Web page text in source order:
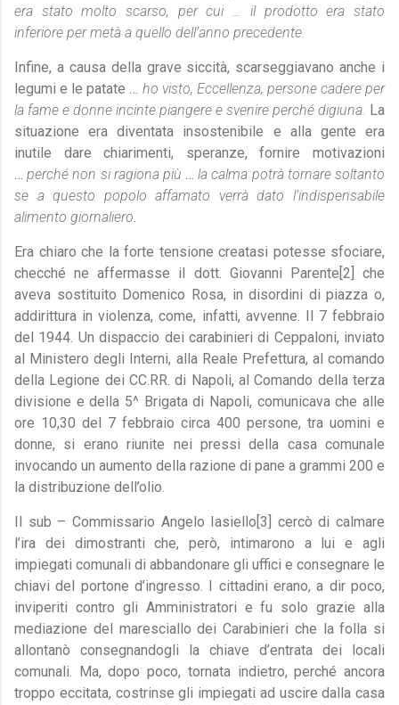
era stato molto scarso, per cui … il prodotto era stato
inferiore per metà a quello dell’anno precedente.
Infine, a causa della grave siccità, scarseggiavano anche i
legumi e le patate … ho visto, Eccellenza, persone cadere per
la fame e donne incinte piangere e svenire perché digiuna. La
situazione era diventata insostenibile e alla gente era
inutile dare chiarimenti, speranze, fornire motivazioni
…perché non si ragiona più …la calma potrà tornare soltanto
se a questo popolo affamato verrà dato l’indispensabile
alimento giornaliero.
Era chiaro che la forte tensione creatasi potesse sfociare,
checché ne affermasse il dott. Giovanni Parente [2]
che
aveva sostituito Domenico Rosa, in disordini di piazza o,
addirittura in violenza, come, infatti, avvenne. Il 7 febbraio
del 1944. Un dispaccio dei carabinieri di Ceppaloni, inviato
al Ministero degli Interni, alla Reale Prefettura, al comando
della Legione dei CC.RR. di Napoli, al Comando della terza
divisione e della 5^ Brigata di Napoli, comunicava che alle
ore 10,30 del 7 febbraio circa 400 persone, tra uomini e
donne, si erano riunite nei pressi della casa comunale
invocando un aumento della razione di pane a grammi 200 e
la distribuzione dell’olio.
Il sub – Commissario Angelo Iasiello [3]
cercò di calmare
l’ira dei dimostranti che, però, intimarono a lui e agli
impiegati comunali di abbandonare gli uffici e consegnare le
chiavi del portone d’ingresso. I cittadini erano, a dir poco,
inviperiti contro gli Amministratori e fu solo grazie alla
mediazione del maresciallo dei Carabinieri che la folla si
allontanò consegnandogli la chiave d’entrata dei locali
comunali. Ma, dopo poco, tornata indietro, perché ancora
troppo eccitata, costrinse gli impiegati ad uscire dalla casa